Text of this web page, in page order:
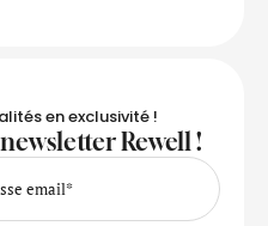
en exclusivité !
Rewell !